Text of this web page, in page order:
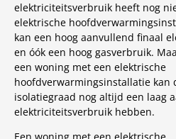
elektriciteitsverbruik heeft nog
elektrische
kan een hoog aanvullend finaal
en óók een hoog gasverbruik.
een woning met een elektrische
hoofdverwarmingsinstallatie kan
isolatiegraad nog altijd een laag
elektriciteitsverbruik hebben.